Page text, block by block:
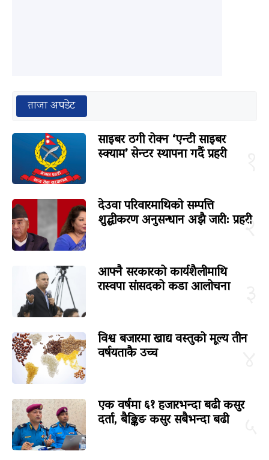
ताजा अपडेट
साइबर ठगी रोक्न ‘एन्टी साइबर
स्क्याम’ सेन्टर स्थापना गर्दै प्रहरी
२
देउवा परिवारमाथिको सम्पत्ति
शुद्धीकरण अनुसन्धान अझै जारी: प्रहरी
आफ्नै सरकारको कार्यशैलीमाथि
रास्वपा सांसदको कडा आलोचना
विश्व बजारमा खाद्य वस्तुको मूल्य तीन
वर्षयताकै उच्च
एक वर्षमा ६१ हजारभन्दा बढी कसुर
दर्ता, बैङ्किङ कसुर सबैभन्दा बढी